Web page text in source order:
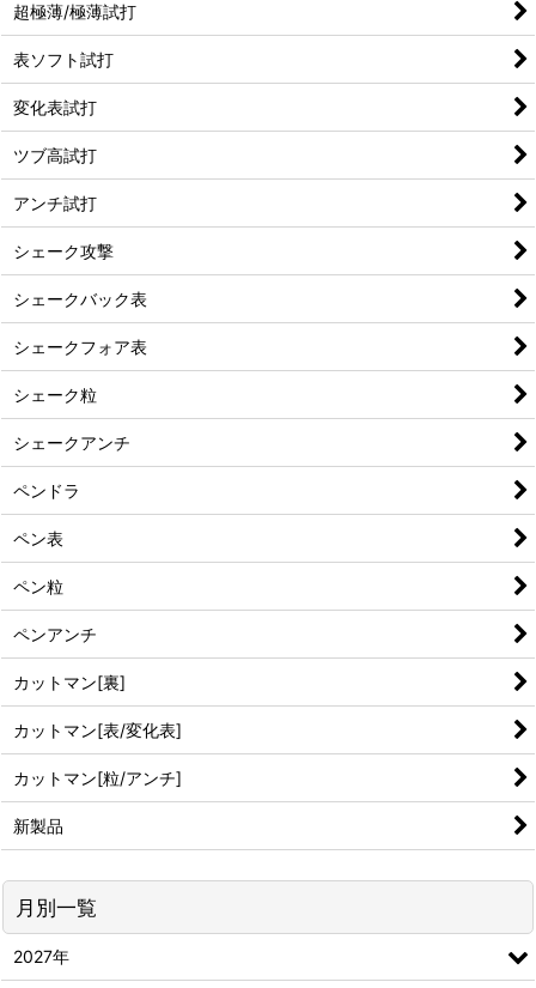
超極薄/極薄試打
表ソフト試打
変化表試打
ツブ高試打
アンチ試打
シェーク攻撃
シェークバック表
シェークフォア表
シェーク粒
シェークアンチ
ペンドラ
ペン表
ペン粒
ペンアンチ
カットマン[裏]
カットマン[表/変化表]
カットマン[粒/アンチ]
新製品
月別一覧
2027年